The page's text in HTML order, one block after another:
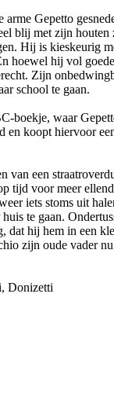
Gepetto
blij met zijn houten
Hij is kieskeurig
hoewel hij vol
Zijn
school te gaan.
boekje, waar
en koopt hiervoor
van een
tijd voor meer
iets stoms uit
te gaan.
dat hij hem in een
zijn oude vader
Donizetti